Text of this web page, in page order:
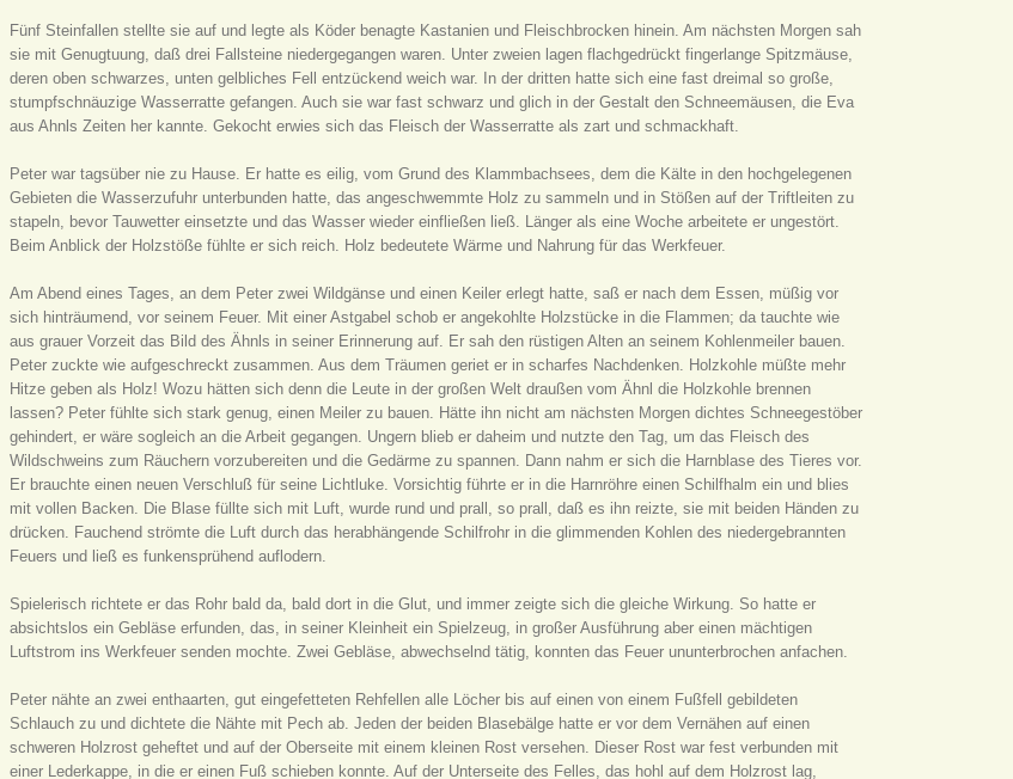
Fünf Steinfallen stellte sie auf und legte als Köder benagte Kastanien und Fleischbrocken hinein. Am nächsten Morgen sah
sie mit Genugtuung, daß drei Fallsteine niedergegangen waren. Unter zweien lagen flachgedrückt fingerlange Spitzmäuse,
deren oben schwarzes, unten gelbliches Fell entzückend weich war. In der dritten hatte sich eine fast dreimal so große,
stumpfschnäuzige Wasserratte gefangen. Auch sie war fast schwarz und glich in der Gestalt den Schneemäusen, die Eva
aus Ahnls Zeiten her kannte. Gekocht erwies sich das Fleisch der Wasserratte als zart und schmackhaft.
Peter war tagsüber nie zu Hause. Er hatte es eilig, vom Grund des Klammbachsees, dem die Kälte in den hochgelegenen
Gebieten die Wasserzufuhr unterbunden hatte, das angeschwemmte Holz zu sammeln und in Stößen auf der Triftleiten zu
stapeln, bevor Tauwetter einsetzte und das Wasser wieder einfließen ließ. Länger als eine Woche arbeitete er ungestört.
Beim Anblick der Holzstöße fühlte er sich reich. Holz bedeutete Wärme und Nahrung für das Werkfeuer.
Am Abend eines Tages, an dem Peter zwei Wildgänse und einen Keiler erlegt hatte, saß er nach dem Essen, müßig vor
sich hinträumend, vor seinem Feuer. Mit einer Astgabel schob er angekohlte Holzstücke in die Flammen; da tauchte wie
aus grauer Vorzeit das Bild des Ähnls in seiner Erinnerung auf. Er sah den rüstigen Alten an seinem Kohlenmeiler bauen.
Peter zuckte wie aufgeschreckt zusammen. Aus dem Träumen geriet er in scharfes Nachdenken. Holzkohle müßte mehr
Hitze geben als Holz! Wozu hätten sich denn die Leute in der großen Welt draußen vom Ähnl die Holzkohle brennen
lassen? Peter fühlte sich stark genug, einen Meiler zu bauen. Hätte ihn nicht am nächsten Morgen dichtes Schneegestöber
gehindert, er wäre sogleich an die Arbeit gegangen. Ungern blieb er daheim und nutzte den Tag, um das Fleisch des
Wildschweins zum Räuchern vorzubereiten und die Gedärme zu spannen. Dann nahm er sich die Harnblase des Tieres vor.
Er brauchte einen neuen Verschluß für seine Lichtluke. Vorsichtig führte er in die Harnröhre einen Schilfhalm ein und blies
mit vollen Backen. Die Blase füllte sich mit Luft, wurde rund und prall, so prall, daß es ihn reizte, sie mit beiden Händen zu
drücken. Fauchend strömte die Luft durch das herabhängende Schilfrohr in die glimmenden Kohlen des niedergebrannten
Feuers und ließ es funkensprühend auflodern.
Spielerisch richtete er das Rohr bald da, bald dort in die Glut, und immer zeigte sich die gleiche Wirkung. So hatte er
absichtslos ein Gebläse erfunden, das, in seiner Kleinheit ein Spielzeug, in großer Ausführung aber einen mächtigen
Luftstrom ins Werkfeuer senden mochte. Zwei Gebläse, abwechselnd tätig, konnten das Feuer ununterbrochen anfachen.
Peter nähte an zwei enthaarten, gut eingefetteten Rehfellen alle Löcher bis auf einen von einem Fußfell gebildeten
Schlauch zu und dichtete die Nähte mit Pech ab. Jeden der beiden Blasebälge hatte er vor dem Vernähen auf einen
schweren Holzrost geheftet und auf der Oberseite mit einem kleinen Rost versehen. Dieser Rost war fest verbunden mit
einer Lederkappe, in die er einen Fuß schieben konnte. Auf der Unterseite des Felles, das hohl auf dem Holzrost lag,